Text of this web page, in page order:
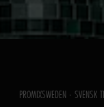
PROMIXSWEDEN - SVENSK